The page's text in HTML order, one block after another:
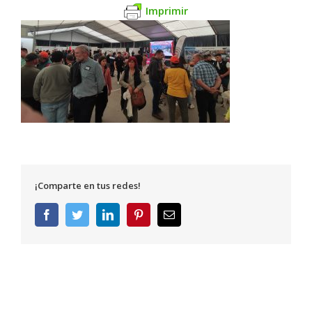
Imprimir
¡Comparte en tus redes!
FacebookTwitterLinkedInPinterestCorreo
electrónico